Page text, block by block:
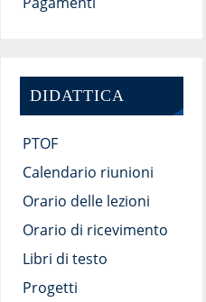
DIDATTICA
PTOF
Calendario riunioni
Orario delle lezioni
Orario di ricevimento
Libri di testo
Progetti